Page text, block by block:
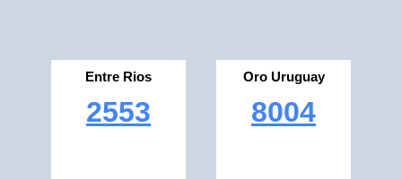
Entre Rios
2553
Oro Uruguay
8004